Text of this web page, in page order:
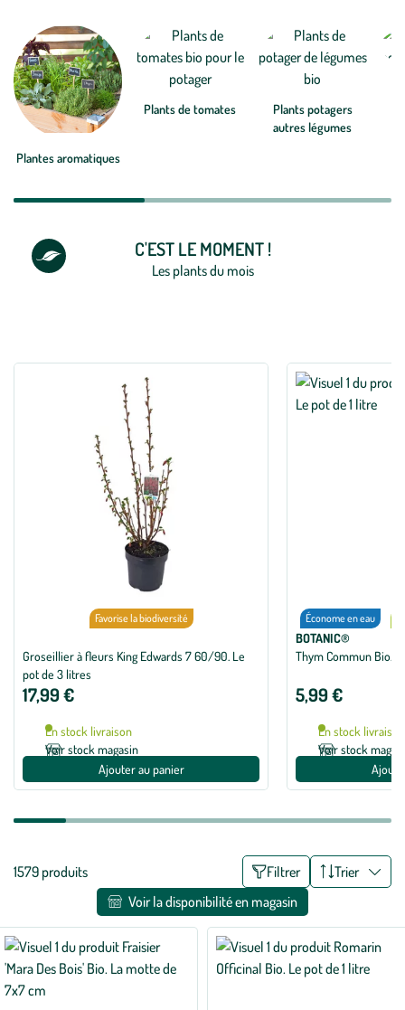
à votre région. De quoi faire pousser de beaux fruits et légumes !
Plantes aromatiques
Plants de tomates
Plants potagers
autres légumes
C'EST LE MOMENT !
Les plants du mois
Favorise la biodiversité
Groseillier à fleurs King Edwards 7 60/90. Le
pot de 3 litres
17,99 €
En stock livraison
Voir stock magasin
Ajouter au panier
Économe en eau
BOTANIC®
Thym Commun Bio.
5,99 €
En stock livraison
Voir stock
Liste
appliqués
1579 produits Filtrer
Trier
Voir la disponibilité en magasin